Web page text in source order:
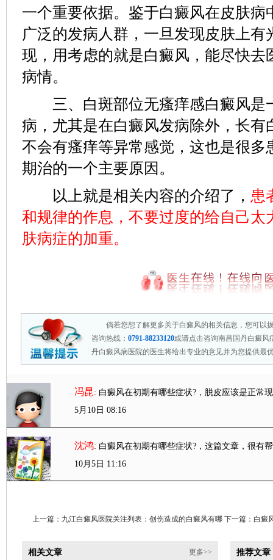
一个重要依据。鉴于白癜风在皮肤病
广泛的发病人群，一旦发现皮肤上有
现，用考虑的就是白癜风，能尽快去
病情。
三、白斑部位无瘙痒感白癜风是
病，尤其是在白癜风发病除外，长有
不会有瘙痒等异常感觉，这也是很多
期治的一个主要原因。
以上就是相关内容的介绍了， 患
和规律的作息，不要过度的给自己太
肤病症的加重。
倘若您想了解更多关于白癜风的相关信息，您可以
咨询热线： 0791-88233120或请点击咨询南昌国丹白癜风
丹白癜风病医院的医生将给出专业的意见并为您提供最
冯昆: 白癜风在初期有哪些症状?，脱皮应该是正常
5月10日 08:16
沈鸿: 白癜风在初期有哪些症状?，这篇文章，很有
10月5日 11:16
上一篇： 九江白癜风医院关注列表：创伤造成的白癜风有哪 下一篇： 白癜
相关文章 更多>> 推荐文章